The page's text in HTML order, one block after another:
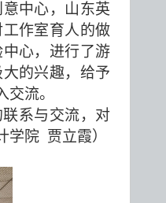
中心，山东英
作室育人的做
心，进行了游
的兴趣，给予
流。
系与交流，对
学院 贾立霞）